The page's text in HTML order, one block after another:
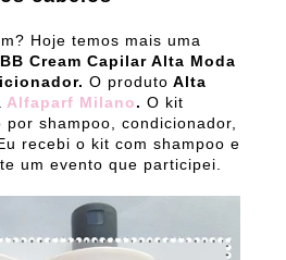
Hoje temos mais uma
BB Cream Capilar Alta Moda
O produto Alta
Alfaparf Milano. O kit
shampoo, condicionador,
recebi o kit com shampoo e
um evento que participei.